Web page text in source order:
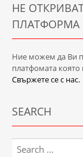
НЕ
ПЛАТФОРМА
Ние можем да Ви
платфомата която
Свържете се с нас.
SEARCH
Search
for: